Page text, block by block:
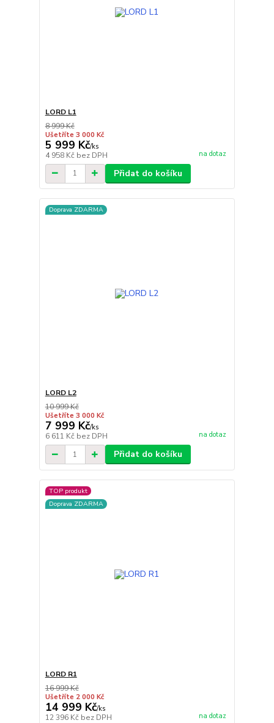
LORD L1
8 999 Kč
Ušetříte 3 000 Kč
5 999 Kč/ks
4 958 Kč bez DPH na dotaz
Přidat do košíku
Doprava ZDARMA
LORD L2
10 999 Kč
Ušetříte 3 000 Kč
7 999 Kč/ks
6 611 Kč bez DPH na dotaz
Přidat do košíku
TOP produkt
Doprava ZDARMA
LORD R1
16 999 Kč
Ušetříte 2 000 Kč
14 999 Kč/ks
12 396 Kč bez DPH na dotaz